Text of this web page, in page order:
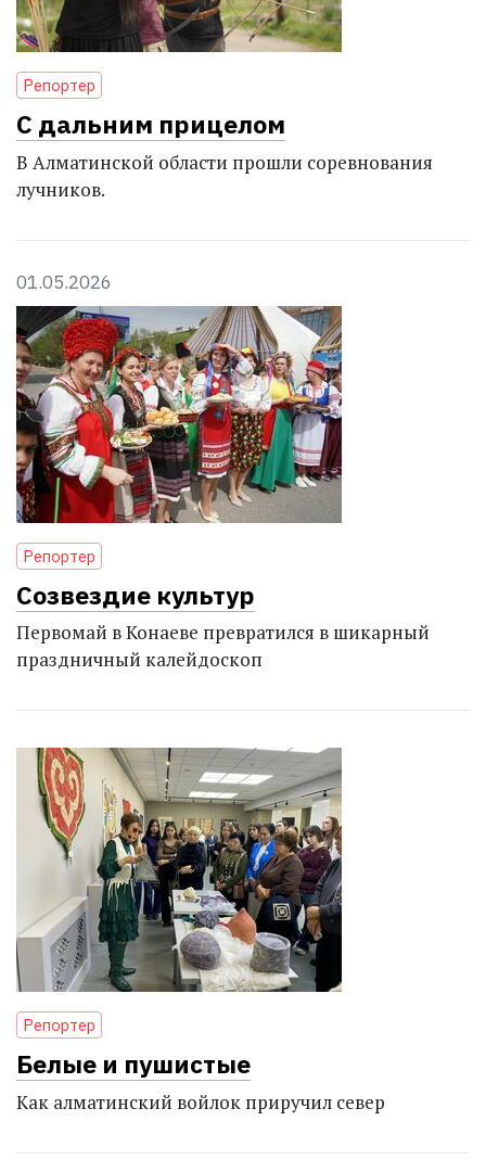
Репортер
С дальним прицелом
В Алматинской области прошли соревнования
лучников.
01.05.2026
Репортер
Созвездие культур
Первомай в Конаеве превратился в шикарный
праздничный калейдоскоп
Репортер
Белые и пушистые
Как алматинский войлок приручил север